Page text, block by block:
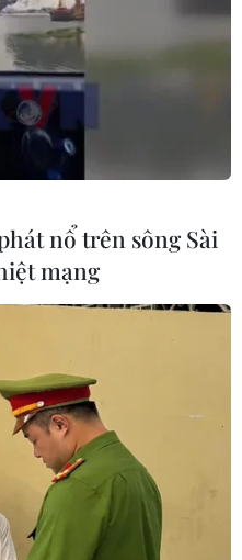
trên thế giới
ngờ khi chính thức cập
17 Series tại Việt
ngày 12/9 và bán ra từ
nổ trên sông Sài
mạng